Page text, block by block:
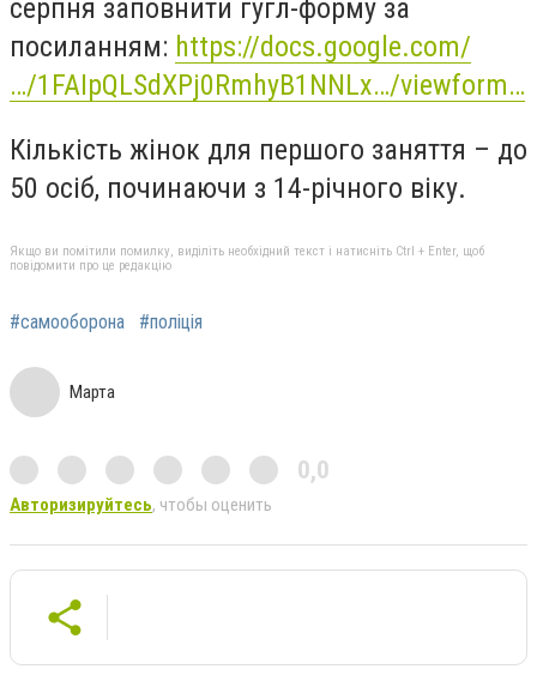
серпня заповнити гугл-форму за
посиланням: https://docs.google.com/
…/1FAIpQLSdXPj0RmhyB1NNLx…/viewform…
Кількість жінок для першого заняття – до
50 осіб, починаючи з 14-річного віку.
Якщо ви помітили помилку, виділіть необхідний текст і натисніть Ctrl + Enter, щоб
повідомити про це редакцію
#самооборона #поліція
Марта
0,0
Авторизируйтесь, чтобы оценить